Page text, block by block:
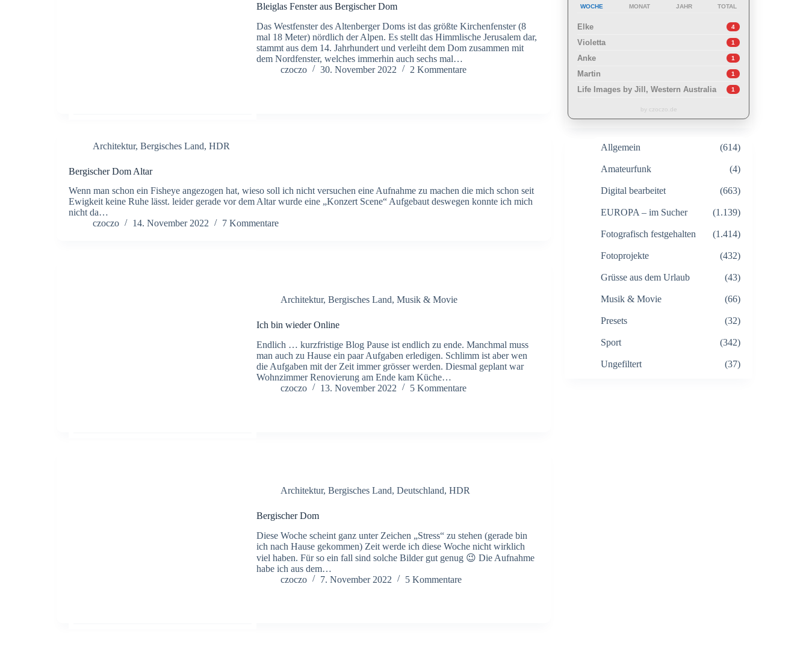
Bleiglas Fenster aus Bergischer Dom
Das Westfenster des Altenberger Doms ist das größte Kirchenfenster (8
mal 18 Meter) nördlich der Alpen. Es stellt das Himmlische Jerusalem dar,
stammt aus dem 14. Jahrhundert und verleiht dem Dom zusammen mit
dem Nordfenster, welches immerhin auch sechs mal…
czoczo
30. November 2022 2 Kommentare
Architektur, Bergisches Land, HDR
Bergischer Dom Altar
Wenn man schon ein Fisheye angezogen hat, wieso soll ich nicht versuchen eine Aufnahme zu machen die mich schon seit
Ewigkeit keine Ruhe lässt. leider gerade vor dem Altar wurde eine „Konzert Scene“ Aufgebaut deswegen konnte ich mich
nicht da…
czoczo
14. November 2022 7 Kommentare
Architektur,Bergisches Land,Musik & Movie
Ich bin wieder Online
Endlich … kurzfristige Blog Pause ist endlich zu ende. Manchmal muss
man auch zu Hause ein paar Aufgaben erledigen. Schlimm ist aber wen
die Aufgaben mit der Zeit immer grösser werden. Diesmal geplant war
Wohnzimmer Renovierung am Ende kam Küche…
czoczo
13. November 2022 5 Kommentare
Architektur,Bergisches Land,Deutschland,HDR
Bergischer Dom
Diese Woche scheint ganz unter Zeichen „Stress“ zu stehen (gerade bin
ich nach Hause gekommen) Zeit werde ich diese Woche nicht wirklich
viel haben. Für so ein fall sind solche Bilder gut genug 😉 Die Aufnahme
habe ich aus dem…
czoczo
7. November 2022 5 Kommentare
WOCHE MONAT JAHR TOTAL
Elke 4
Violetta 1
Anke 1
Martin 1
Life Images by Jill, Western Australia 1
by czoczo.de
Allgemein (614)
Amateurfunk (4)
Digital bearbeitet (663)
EUROPA – im Sucher (1.139)
Fotografisch festgehalten (1.414)
Fotoprojekte (432)
Grüsse aus dem Urlaub (43)
Musik & Movie (66)
Presets (32)
Sport (342)
Ungefiltert (37)